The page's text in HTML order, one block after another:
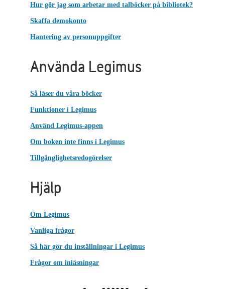
Hur gör jag som arbetar med talböcker på bibliotek?
Skaffa demokonto
Hantering av personuppgifter
Använda Legimus
Så läser du våra böcker
Funktioner i Legimus
Använd Legimus-appen
Om boken inte finns i Legimus
Tillgänglighetsredogörelser
Hjälp
Om Legimus
Vanliga frågor
Så här gör du inställningar i Legimus
Frågor om inläsningar